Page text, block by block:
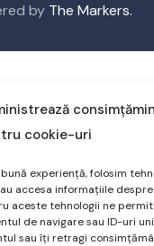
cookie-uri
experiență, folosim
accesa informațiile
aceste tehnologii ne
de navigare sau ID-uri
sau îți retragi
by The Markers.